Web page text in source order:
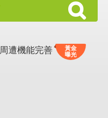
黃金
曝光